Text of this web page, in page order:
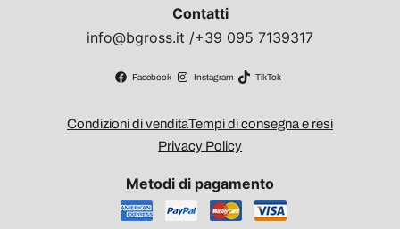
Contatti
info@bgross.it /+39 095 7139317
Facebook Instagram TikTok
Condizioni di venditaTempi di consegna e resi
Privacy Policy
Metodi di pagamento